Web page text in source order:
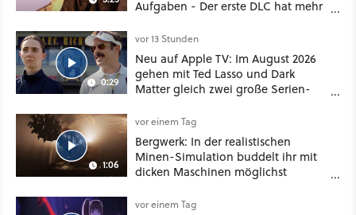
Aufgaben - Der erste DLC hat mehr
0:29
vor 13 Stunden
Neu auf Apple TV: Im August 2026
gehen mit Ted Lasso und Dark
Matter gleich zwei große Serien-
1:06
vor einem Tag
Bergwerk: In der realistischen
Minen-Simulation buddelt ihr mit
dicken Maschinen möglichst
vor einem Tag